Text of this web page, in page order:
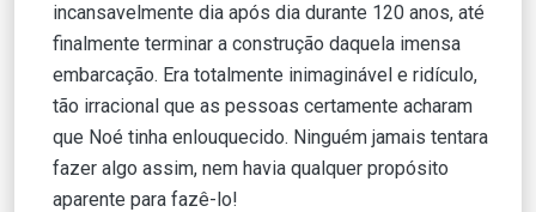
incansavelmente dia após dia durante 120 anos, até
finalmente terminar a construção daquela imensa
embarcação. Era totalmente inimaginável e ridículo,
tão irracional que as pessoas certamente acharam
que Noé tinha enlouquecido. Ninguém jamais tentara
fazer algo assim, nem havia qualquer propósito
aparente para fazê-lo!